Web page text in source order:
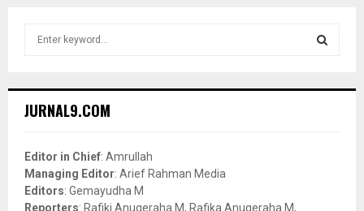
h
o
r
:
JURNAL9.COM
Editor in Chief: Amrullah
Managing Editor: Arief Rahman Media
Editors: Gemayudha M
Reporters: Rafiki Anugeraha M, Rafika Anugeraha M,